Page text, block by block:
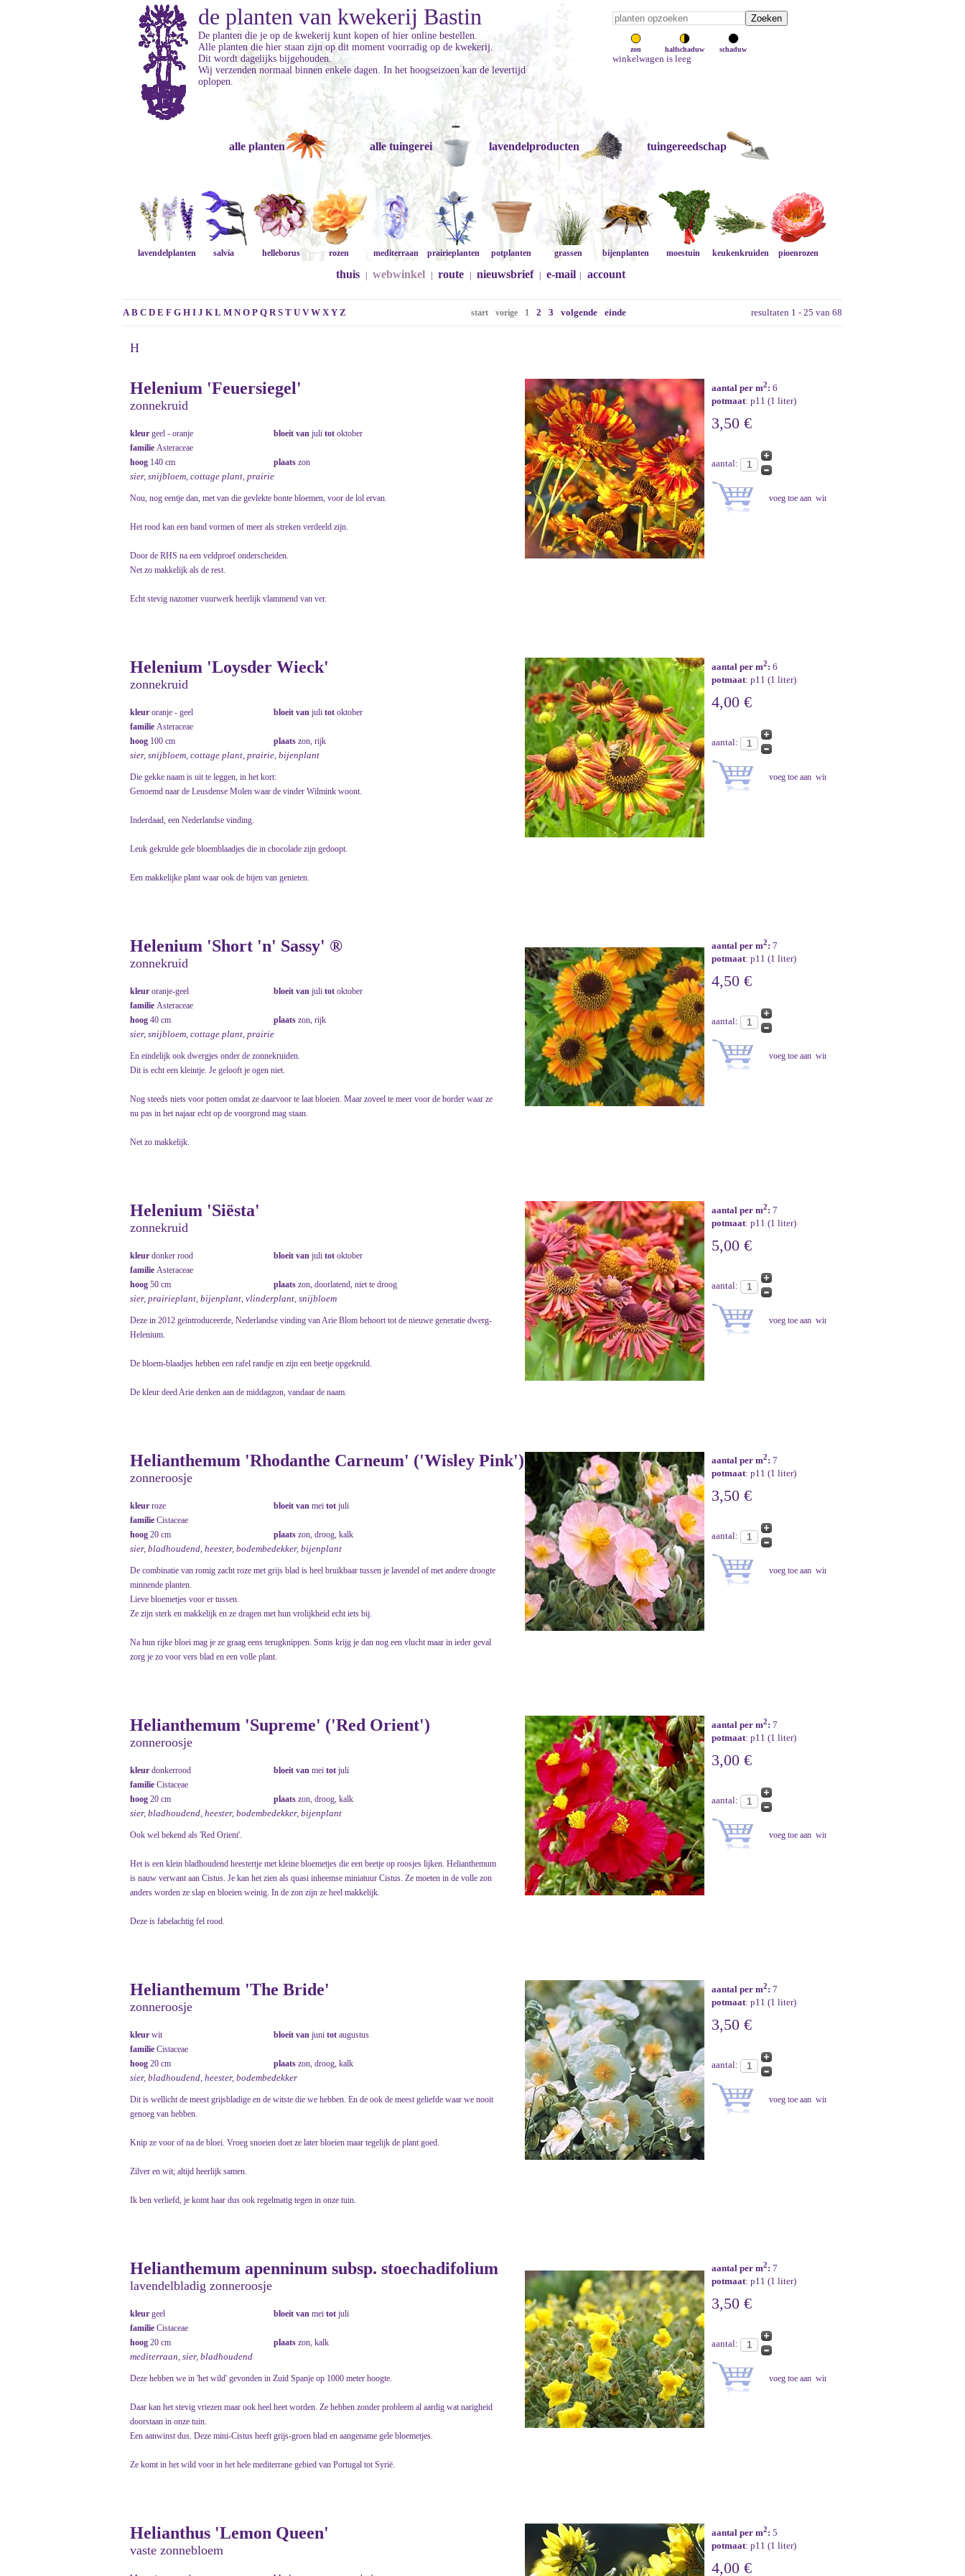
zon halfschaduw schaduw
winkelwagen is leeg
de planten van kwekerij Bastin
De planten die je op de kwekerij kunt kopen of hier online bestellen.
Alle planten die hier staan zijn op dit moment voorradig op de kwekerij.
Dit wordt dagelijks bijgehouden.
Wij verzenden normaal binnen enkele dagen. In het hoogseizoen kan de levertijd
oplopen.
alle planten alle tuingerei lavendelproducten tuingereedschap
lavendelplanten salvia helleborus rozen mediterraan prairieplanten potplanten grassen bijenplanten moestuin keukenkruiden pioenrozen
thuis webwinkel route nieuwsbrief e-mail account
A B C D E F G H I J K L M N O P Q R S T U V W X Y Z resultaten 1 - 25 van 68
start vorige 1 2 3 volgende einde
H
Helenium 'Feuersiegel'
zonnekruid
kleur geel - oranje bloeit van juli tot oktober
familie Asteraceae
hoog 140 cm plaats zon
sier, snijbloem, cottage plant, prairie
Nou, nog eentje dan, met van die gevlekte bonte bloemen, voor de lol ervan.
Het rood kan een band vormen of meer als streken verdeeld zijn.
Door de RHS na een veldproef onderscheiden.
Net zo makkelijk als de rest.
Echt stevig nazomer vuurwerk heerlijk vlammend van ver.
aantal per m2: 6
potmaat: p11 (1 liter)
3,50 €
aantal:
Helenium 'Loysder Wieck'
zonnekruid
kleur oranje - geel bloeit van juli tot oktober
familie Asteraceae
hoog 100 cm plaats zon, rijk
sier, snijbloem, cottage plant, prairie, bijenplant
Die gekke naam is uit te leggen, in het kort:
Genoemd naar de Leusdense Molen waar de vinder Wilmink woont.
Inderdaad, een Nederlandse vinding.
Leuk gekrulde gele bloemblaadjes die in chocolade zijn gedoopt.
Een makkelijke plant waar ook de bijen van genieten.
aantal per m2: 6
potmaat: p11 (1 liter)
4,00 €
aantal:
Helenium 'Short 'n' Sassy' ®
zonnekruid
kleur oranje-geel bloeit van juli tot oktober
familie Asteraceae
hoog 40 cm plaats zon, rijk
sier, snijbloem, cottage plant, prairie
En eindelijk ook dwergjes onder de zonnekruiden.
Dit is echt een kleintje. Je gelooft je ogen niet.
Nog steeds niets voor potten omdat ze daarvoor te laat bloeien. Maar zoveel te meer voor de border waar ze
nu pas in het najaar echt op de voorgrond mag staan.
Net zo makkelijk.
aantal per m2: 7
potmaat: p11 (1 liter)
4,50 €
aantal:
Helenium 'Siësta'
zonnekruid
kleur donker rood bloeit van juli tot oktober
familie Asteraceae
hoog 50 cm plaats zon, doorlatend, niet te droog
sier, prairieplant, bijenplant, vlinderplant, snijbloem
Deze in 2012 geïntroduceerde, Nederlandse vinding van Arie Blom behoort tot de nieuwe generatie dwerg-
Helenium.
De bloem-blaadjes hebben een rafel randje en zijn een beetje opgekruld.
De kleur deed Arie denken aan de middagzon, vandaar de naam.
aantal per m2: 7
potmaat: p11 (1 liter)
5,00 €
aantal:
Helianthemum 'Rhodanthe Carneum' ('Wisley Pink')
zonneroosje
kleur roze bloeit van mei tot juli
familie Cistaceae
hoog 20 cm plaats zon, droog, kalk
sier, bladhoudend, heester, bodembedekker, bijenplant
De combinatie van romig zacht roze met grijs blad is heel bruikbaar tussen je lavendel of met andere droogte
minnende planten.
Lieve bloemetjes voor er tussen.
Ze zijn sterk en makkelijk en ze dragen met hun vrolijkheid echt iets bij.
Na hun rijke bloei mag je ze graag eens terugknippen. Soms krijg je dan nog een vlucht maar in ieder geval
zorg je zo voor vers blad en een volle plant.
aantal per m2: 7
potmaat: p11 (1 liter)
3,50 €
aantal:
Helianthemum 'Supreme' ('Red Orient')
zonneroosje
kleur donkerrood bloeit van mei tot juli
familie Cistaceae
hoog 20 cm plaats zon, droog, kalk
sier, bladhoudend, heester, bodembedekker, bijenplant
Ook wel bekend als 'Red Orient'.
Het is een klein bladhoudend heestertje met kleine bloemetjes die een beetje op roosjes lijken. Helianthemum
is nauw verwant aan Cistus. Je kan het zien als quasi inheemse miniatuur Cistus. Ze moeten in de volle zon
anders worden ze slap en bloeien weinig. In de zon zijn ze heel makkelijk.
Deze is fabelachtig fel rood.
aantal per m2: 7
potmaat: p11 (1 liter)
3,00 €
aantal:
Helianthemum 'The Bride'
zonneroosje
kleur wit bloeit van juni tot augustus
familie Cistaceae
hoog 20 cm plaats zon, droog, kalk
sier, bladhoudend, heester, bodembedekker
Dit is wellicht de meest grijsbladige en de witste die we hebben. En de ook de meest geliefde waar we nooit
genoeg van hebben.
Knip ze voor of na de bloei. Vroeg snoeien doet ze later bloeien maar tegelijk de plant goed.
Zilver en wit; altijd heerlijk samen.
Ik ben verliefd, je komt haar dus ook regelmatig tegen in onze tuin.
aantal per m2: 7
potmaat: p11 (1 liter)
3,50 €
aantal:
Helianthemum apenninum subsp. stoechadifolium
lavendelbladig zonneroosje
kleur geel bloeit van mei tot juli
familie Cistaceae
hoog 20 cm plaats zon, kalk
mediterraan, sier, bladhoudend
Deze hebben we in 'het wild' gevonden in Zuid Spanje op 1000 meter hoogte.
Daar kan het stevig vriezen maar ook heel heet worden. Ze hebben zonder probleem al aardig wat narigheid
doorstaan in onze tuin.
Een aanwinst dus. Deze mini-Cistus heeft grijs-groen blad en aangename gele bloemetjes.
Ze komt in het wild voor in het hele mediterrane gebied van Portugal tot Syrië.
aantal per m2: 7
potmaat: p11 (1 liter)
3,50 €
aantal:
Helianthus 'Lemon Queen'
vaste zonnebloem
aantal per m2: 5
potmaat: p11 (1 liter)
4,00 €